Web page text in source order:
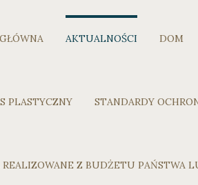
AKTUALNOŚCI DOM
PLASTYCZNY STANDARDY
Z BUDŻETU PAŃSTWA